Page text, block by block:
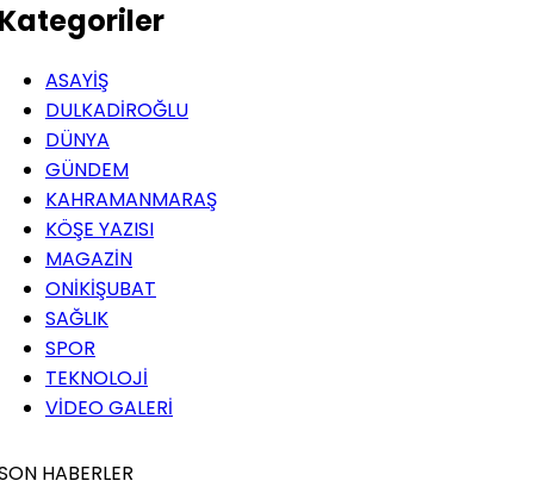
ASAYİŞ
DULKADİROĞLU
DÜNYA
GÜNDEM
KAHRAMANMARAŞ
KÖŞE YAZISI
MAGAZİN
ONİKİŞUBAT
SAĞLIK
SPOR
TEKNOLOJİ
VİDEO GALERİ
HABERLER